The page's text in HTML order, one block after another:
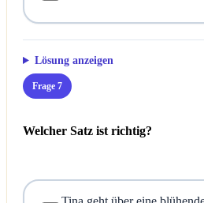
Lösung anzeigen
Frage 7
Welcher Satz ist richtig?